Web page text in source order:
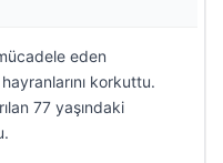
eden
korkuttu.
77 yaşındaki